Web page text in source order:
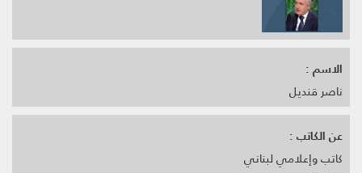
الاسم :
ناصر قنديل
عن الكاتب :
كاتب وإعلامي لبناني